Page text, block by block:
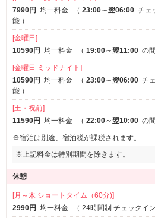
部屋タイプ
3名以上利用可
鏡張り
サービス
ルームサービス
7990円 均一料金 （ 23:00～翌06:00 チェ
能 ）
[金曜日]
10590円 均一料金 （ 19:00～翌11:00 の
[金曜日 ミッドナイト]
10590円 均一料金 （ 23:00～翌06:00 チ
能 ）
[土・祝前]
11590円 均一料金 （ 22:00～翌10:00 の
※宿泊は別途、宿泊税が課税されます。
※上記料金は特別期間を除きます。
休憩
[月～木 ショートタイム（60分)]
2990円 均一料金 （ 24時間制 チェックイ